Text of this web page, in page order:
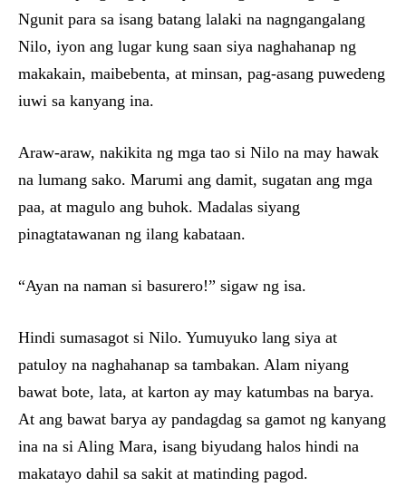
Ngunit para sa isang batang lalaki na nagngangalang
Nilo, iyon ang lugar kung saan siya naghahanap ng
makakain, maibebenta, at minsan, pag-asang puwedeng
iuwi sa kanyang ina.
Araw-araw, nakikita ng mga tao si Nilo na may hawak
na lumang sako. Marumi ang damit, sugatan ang mga
paa, at magulo ang buhok. Madalas siyang
pinagtatawanan ng ilang kabataan.
“Ayan na naman si basurero!” sigaw ng isa.
Hindi sumasagot si Nilo. Yumuyuko lang siya at
patuloy na naghahanap sa tambakan. Alam niyang
bawat bote, lata, at karton ay may katumbas na barya.
At ang bawat barya ay pandagdag sa gamot ng kanyang
ina na si Aling Mara, isang biyudang halos hindi na
makatayo dahil sa sakit at matinding pagod.